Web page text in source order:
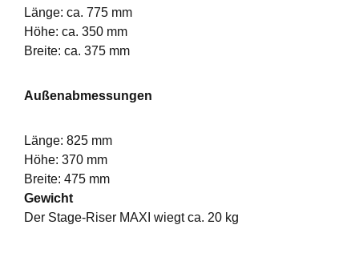
Länge: ca. 775 mm
Höhe: ca. 350 mm
Breite: ca. 375 mm
Außenabmessungen
Länge: 825 mm
Höhe: 370 mm
Breite: 475 mm
Gewicht
Der Stage-Riser MAXI wiegt ca. 20 kg